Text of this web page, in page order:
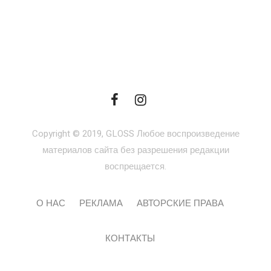
Copyright © 2019, GLOSS Любое воспроизведение
материалов сайта без разрешения редакции
воспрещается.
О НАС РЕКЛАМА АВТОРСКИЕ ПРАВА
КОНТАКТЫ